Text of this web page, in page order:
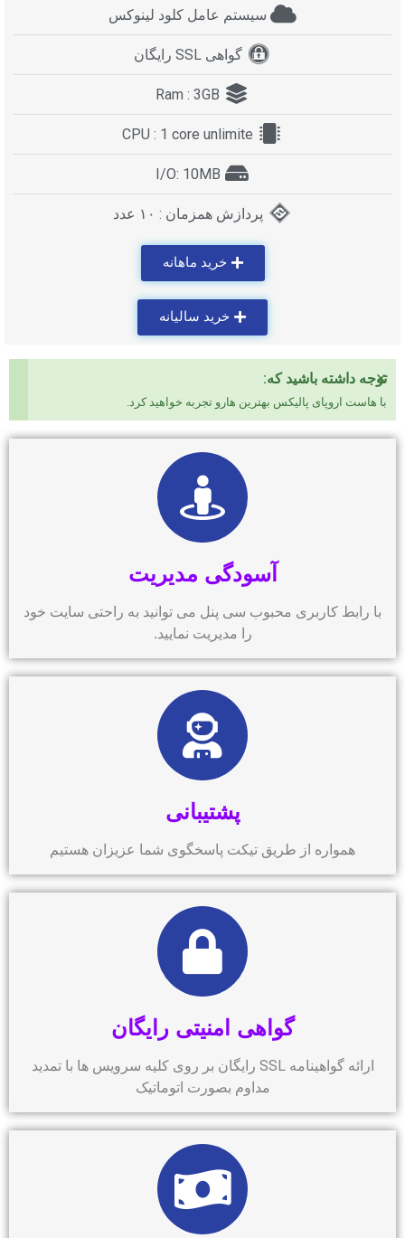
سیستم عامل کلود لینوکس
گواهی SSL رایگان
Ram : 3GB
CPU : 1 core unlimite
I/O: 10MB
پردازش همزمان : ۱۰ عدد
خرید ماهانه
خرید سالیانه
توجه داشته باشید که:
با هاست اروپای پالیکس بهترین هارو تجربه خواهید کرد.
×
آسودگی مدیریت
با رابط کاربری محبوب سی پنل می توانید به راحتی سایت خود
را مدیریت نمایید.
پشتیبانی
همواره از طریق تیکت پاسخگوی شما عزیزان هستیم
گواهی امنیتی رایگان
ارائه گواهینامه SSL رایگان بر روی کلیه سرویس ها با تمدید
مداوم بصورت اتوماتیک